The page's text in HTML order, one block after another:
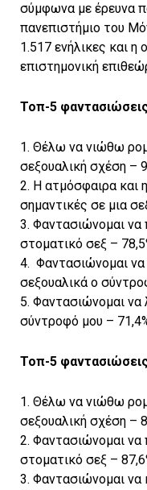
σύμφωνα με έρευνα
πανεπιστήμιο του
1.517 ενήλικες και η
επιστημονική
Τοπ-5
1. Θέλω να νιώθω
σεξουαλική σχέση –
2. Η ατμόσφαιρα και
σημαντικές σε μια
3. Φαντασιώνομαι
στοματικό σεξ –
4. Φαντασιώνομαι να
σεξουαλικά ο
5. Φαντασιώνομαι
σύντροφό μου –
Τοπ-5
1. Θέλω να νιώθω
σεξουαλική σχέση –
2. Φαντασιώνομαι
στοματικό σεξ –
3. Φαντασιώνομαι να